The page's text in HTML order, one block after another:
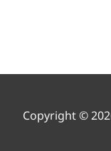
Copyright ©